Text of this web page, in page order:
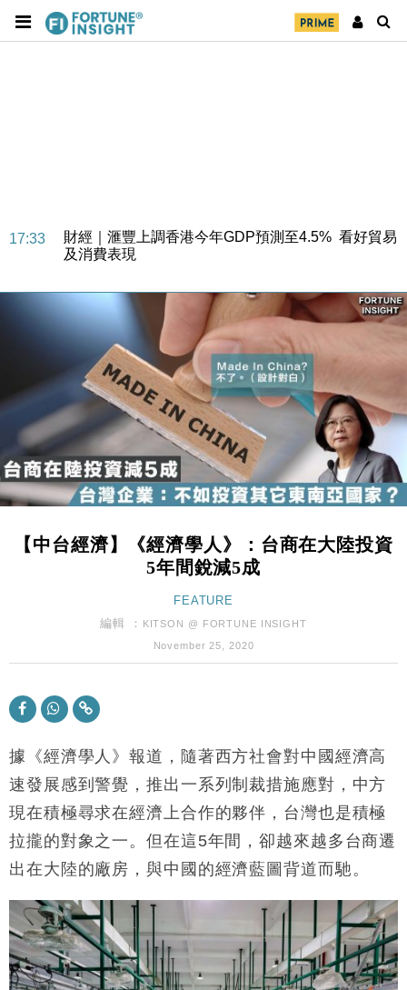
17:33
財經｜滙豐上調香港今年GDP預測至4.5% 看好貿易
及消費表現
損失近6900萬元
財經｜日經失守6.5萬點後回穩 全周仍升近2%
財經｜恒隆10月換帥 玩具「反」斗城亞洲CEO蔡德
粦接任
15:11
財經｜韓股反覆波動收跌 連挫7周創逾3年最長跌勢
13:44
財經｜內地7月美元計價出口增近24%勝預期 貿易順
差達1125億美元
12:44
財經｜日本春季三度入市撐日圓 4月單日斥6.28萬億
11:12
國際｜特朗普料美伊戰事快結束 承認部分彈藥庫存緊
財經｜SA售股自救後再出手 斥4億美元押注未上市公
財經｜華僑銀行上半年淨利創新高 中期息增15%至
47仙
17:33
及消費表現
損失近6900萬元
16:05
財經｜日經失守6.5萬點後回穩 全周仍升近2%
15:47
粦接任
15:11
財經｜韓股反覆波動收跌 連挫7周創逾3年最長跌勢
13:44
財經｜內地7月美元計價出口增近24%勝預期 貿易順
差達1125億美元
12:44
財經｜日本春季三度入市撐日圓 4月單日斥6.28萬億
日圓干預創新高
【中台經濟】《經濟學人》：台商在大陸投資
5年間銳減5成
FEATURE
編輯 ：
KITSON @ FORTUNE INSIGHT
November 25, 2020
據《經濟學人》報道，隨著西方社會對中國經濟高
速發展感到警覺，推出一系列制裁措施應對，中方
現在積極尋求在經濟上合作的夥伴，台灣也是積極
拉攏的對象之一。但在這5年間，卻越來越多台商遷
出在大陸的廠房，與中國的經濟藍圖背道而馳。